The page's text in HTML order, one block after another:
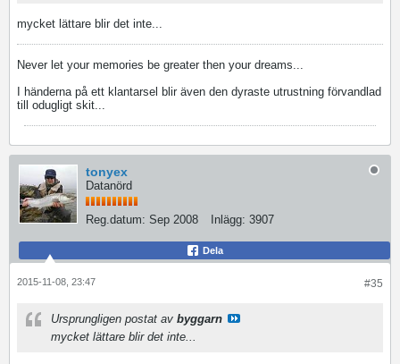
mycket lättare blir det inte...
Never let your memories be greater then your dreams...
I händerna på ett klantarsel blir även den dyraste utrustning förvandlad
till odugligt skit...
tonyex
Datanörd
Reg.datum: Sep 2008 Inlägg: 3907
Dela
#35
2015-11-08, 23:47
Ursprungligen postat av byggarn
mycket lättare blir det inte...